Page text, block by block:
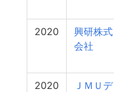
2020
興研株式
会社
2020
ＪＭＵデ